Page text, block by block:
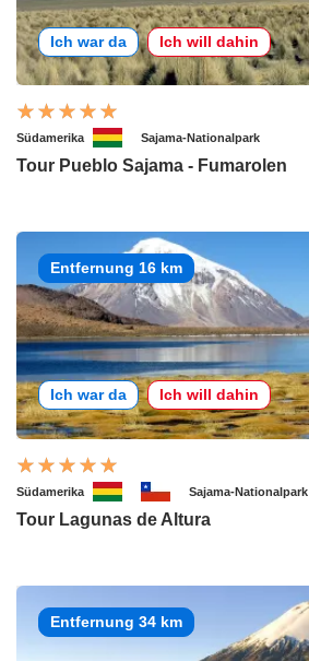
Ich war da Ich will dahin
Südamerika Sajama-Nationalpark
Tour Pueblo Sajama - Fumarolen
Entfernung 16 km
Ich war da Ich will dahin
Südamerika Sajama-Nationalpark
Tour Lagunas de Altura
Entfernung 34 km